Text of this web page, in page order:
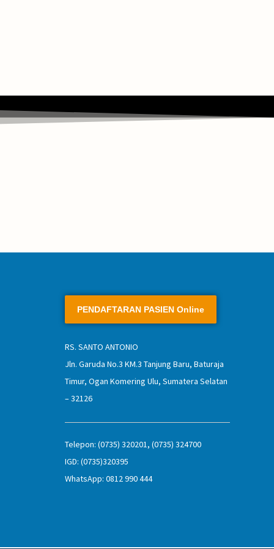
RS. SANTO ANTONIO
Jln. Garuda No.3 KM.3 Tanjung Baru, Baturaja
Timur, Ogan Komering Ulu, Sumatera Selatan
– 32126
Telepon: (0735) 320201, (0735) 324700
IGD: (0735)320395
WhatsApp: 0812 990 444